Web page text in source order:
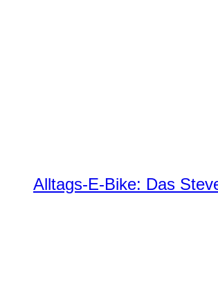
Alltags-E-Bike: Das